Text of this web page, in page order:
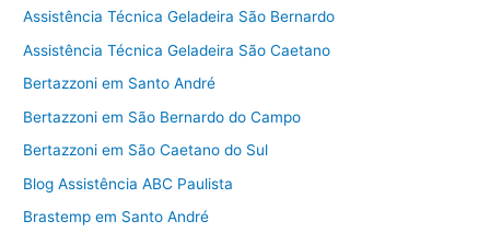
Assistência Técnica Geladeira São Bernardo
Assistência Técnica Geladeira São Caetano
Bertazzoni em Santo André
Bertazzoni em São Bernardo do Campo
Bertazzoni em São Caetano do Sul
Blog Assistência ABC Paulista
Brastemp em Santo André